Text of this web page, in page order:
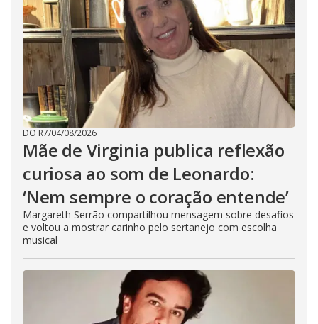
DO R7/04/08/2026
Mãe de Virginia publica reflexão
curiosa ao som de Leonardo:
‘Nem sempre o coração entende’
Margareth Serrão compartilhou mensagem sobre desafios
e voltou a mostrar carinho pelo sertanejo com escolha
musical